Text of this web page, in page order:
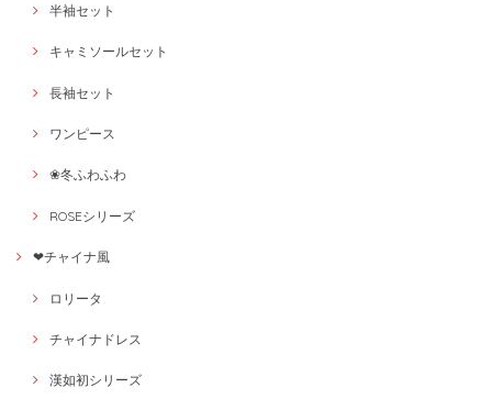
半袖セット
キャミソールセット
長袖セット
ワンピース
❀冬ふわふわ
ROSEシリーズ
❤チャイナ風
ロリータ
チャイナドレス
漢如初シリーズ